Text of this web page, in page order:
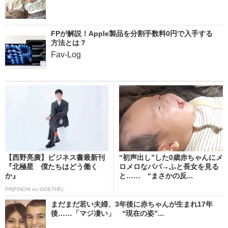
FPが解説！Apple製品を分割手数料0円で入手する
方法とは？
Fav-Log
【西野亮廣】ビジネス書最新刊
『北極星 僕たちはどう働く
か』
PR(FINCHI on GOETHE)
“初声出し”した0歳赤ちゃんにメ
ロメロなパパ→ふと長女を見る
と…… “まさかの反...
まだまだ若い夫婦、3年後に赤ちゃんが生まれ17年
後……「マジ凄い」 “現在の姿”...